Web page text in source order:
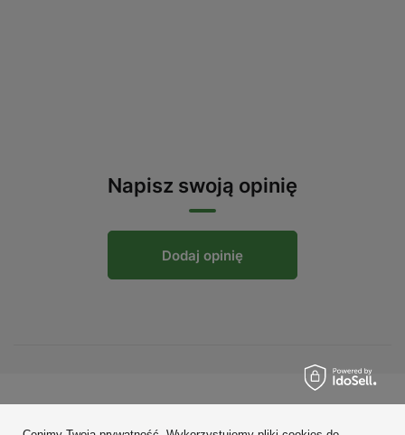
Napisz swoją opinię
Dodaj opinię